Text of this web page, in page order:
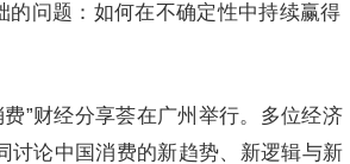
问题：如何在不确定性中持续赢得
”财经分享荟在广州举行。多位经济
讨论中国消费的新趋势、新逻辑与新